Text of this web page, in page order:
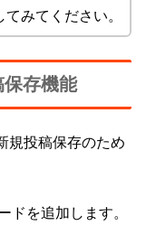
てみてください。
保存機能
規投稿保存のため
ドを追加します。